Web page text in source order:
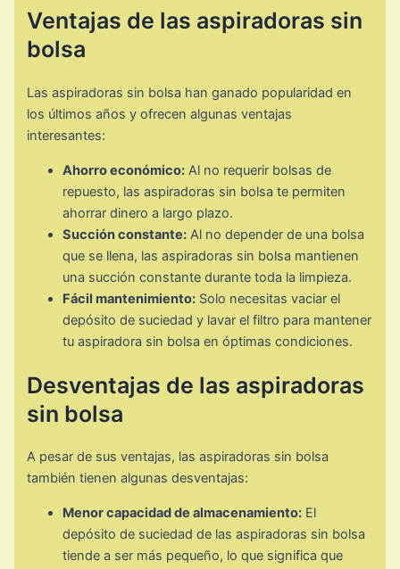
Ventajas de las aspiradoras sin
bolsa
Las aspiradoras sin bolsa han ganado popularidad en
los últimos años y ofrecen algunas ventajas
interesantes:
Ahorro económico: Al no requerir bolsas de
repuesto, las aspiradoras sin bolsa te permiten
ahorrar dinero a largo plazo.
Succión constante: Al no depender de una bolsa
que se llena, las aspiradoras sin bolsa mantienen
una succión constante durante toda la limpieza.
Fácil mantenimiento: Solo necesitas vaciar el
depósito de suciedad y lavar el filtro para mantener
tu aspiradora sin bolsa en óptimas condiciones.
Desventajas de las aspiradoras
sin bolsa
A pesar de sus ventajas, las aspiradoras sin bolsa
también tienen algunas desventajas:
Menor capacidad de almacenamiento: El
depósito de suciedad de las aspiradoras sin bolsa
tiende a ser más pequeño, lo que significa que